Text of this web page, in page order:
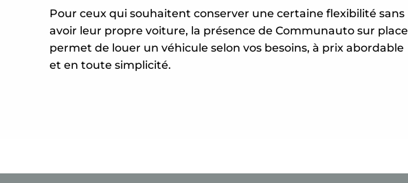
Pour ceux qui souhaitent conserver une certaine flexibilité sans
avoir leur propre voiture, la présence de Communauto sur place
permet de louer un véhicule selon vos besoins, à prix abordable
et en toute simplicité.